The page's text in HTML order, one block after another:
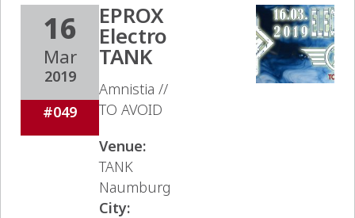
16
Mar
2019
#049
EPROX
Electro
TANK
Amnistia //
TO AVOID
Venue:
TANK
Naumburg
City: